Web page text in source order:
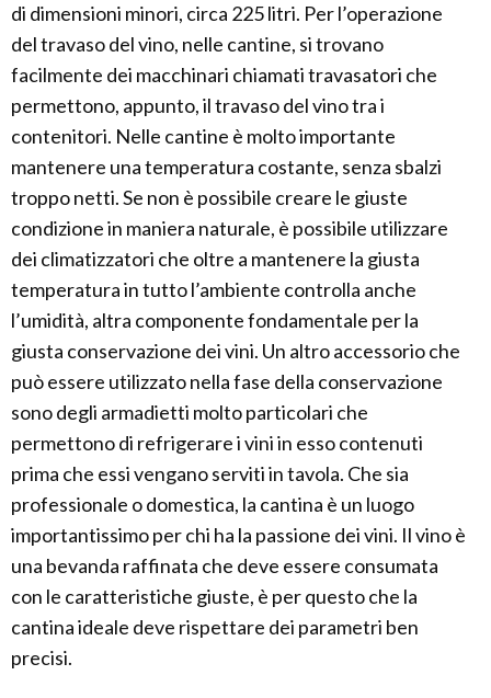
di dimensioni minori, circa 225 litri. Per l’operazione
del travaso del vino, nelle cantine, si trovano
facilmente dei macchinari chiamati travasatori che
permettono, appunto, il travaso del vino tra i
contenitori. Nelle cantine è molto importante
mantenere una temperatura costante, senza sbalzi
troppo netti. Se non è possibile creare le giuste
condizione in maniera naturale, è possibile utilizzare
dei climatizzatori che oltre a mantenere la giusta
temperatura in tutto l’ambiente controlla anche
l’umidità, altra componente fondamentale per la
giusta conservazione dei vini. Un altro accessorio che
può essere utilizzato nella fase della conservazione
sono degli armadietti molto particolari che
permettono di refrigerare i vini in esso contenuti
prima che essi vengano serviti in tavola. Che sia
professionale o domestica, la cantina è un luogo
importantissimo per chi ha la passione dei vini. Il vino è
una bevanda raffinata che deve essere consumata
con le caratteristiche giuste, è per questo che la
cantina ideale deve rispettare dei parametri ben
precisi.